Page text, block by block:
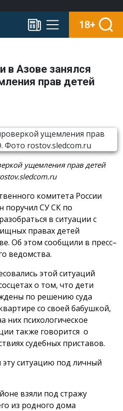
18+
в Азове занялся
прав детей
ущемления прав детей
комитета России
поручил СУ СК по
в ситуации с
правах детей
Об этом сообщили в пресс–
ведомства.
этой ситуаций
о том, что дети
по решению суда
со своей бабушкой,
них психологическое
также говорится о
судебных приставов.
эту ситуацию под личный
взяли под стражу
из родного дома